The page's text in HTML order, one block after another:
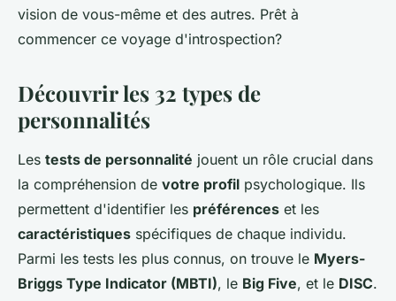
vision de vous-même et des autres. Prêt à
commencer ce voyage d'introspection?
Découvrir les 32 types de
personnalités
Les tests de personnalité jouent un rôle crucial dans
la compréhension de votre profil psychologique. Ils
permettent d'identifier les préférences et les
caractéristiques spécifiques de chaque individu.
Parmi les tests les plus connus, on trouve le Myers-
Briggs Type Indicator (MBTI), le Big Five, et le DISC.